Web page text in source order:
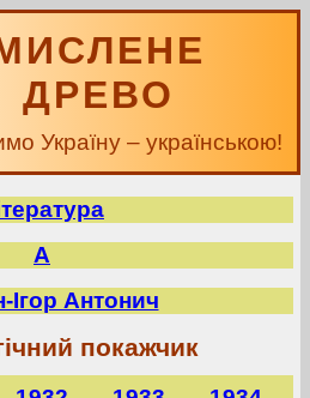
ДРЕВО
Україну – українською!
А
Ігор Антонич
покажчик